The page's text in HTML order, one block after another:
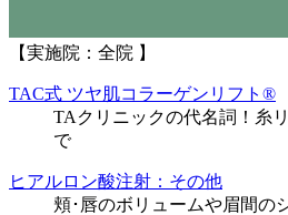
【実施院：全院 】
TAC式 ツヤ肌コラーゲンリフト®
TAクリニックの代名詞！糸
で
ヒアルロン酸注射：その他
頬･唇のボリュームや眉間の